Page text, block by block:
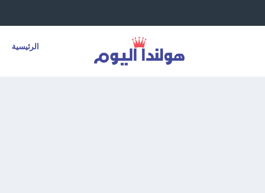
الرئيسية